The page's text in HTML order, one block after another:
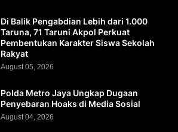
Di Balik Pengabdian Lebih dari 1.000
Taruna, 71 Taruni Akpol Perkuat
Pembentukan Karakter Siswa Sekolah
Rakyat
August 05, 2026
Polda Metro Jaya Ungkap Dugaan
Penyebaran Hoaks di Media Sosial
August 04, 2026